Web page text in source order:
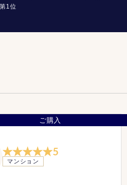
1位
ご購入
5
マンション